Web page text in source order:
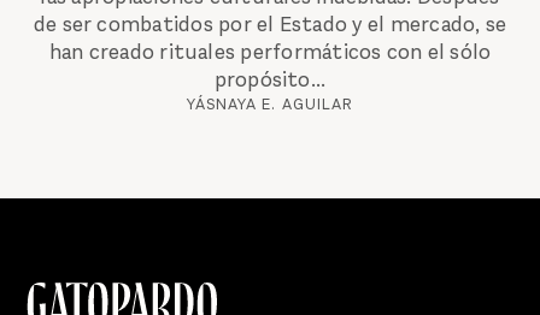
de ser combatidos por el Estado y el mercado, se
han creado rituales performáticos con el sólo
propósito...
YÁSNAYA E. AGUILAR